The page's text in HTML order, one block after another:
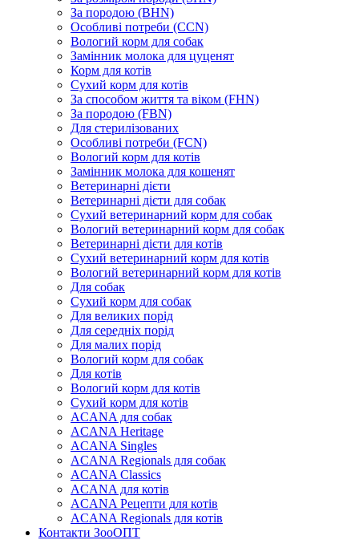
За породою (BHN)
Особливі потреби (CCN)
Вологий корм для собак
Замінник молока для цуценят
Корм для котів
Сухий корм для котів
За способом життя та віком (FHN)
За породою (FBN)
Для стерилізованих
Особливі потреби (FCN)
Вологий корм для котів
Замінник молока для кошенят
Ветеринарні дієти
Ветеринарні дієти для собак
Сухий ветеринарний корм для собак
Вологий ветеринарний корм для собак
Ветеринарні дієти для котів
Сухий ветеринарний корм для котів
Вологий ветеринарний корм для котів
Для собак
Сухий корм для собак
Для великих порід
Для середніх порід
Для малих порід
Вологий корм для собак
Для котів
Вологий корм для котів
Сухий корм для котів
ACANA для собак
ACANA Heritage
ACANA Singles
ACANA Regionals для собак
ACANA Classics
ACANA для котів
ACANA Рецепти для котів
ACANA Regionals для котів
Контакти ЗооОПТ